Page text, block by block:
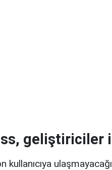
geliştiriciler
kullanıcıya